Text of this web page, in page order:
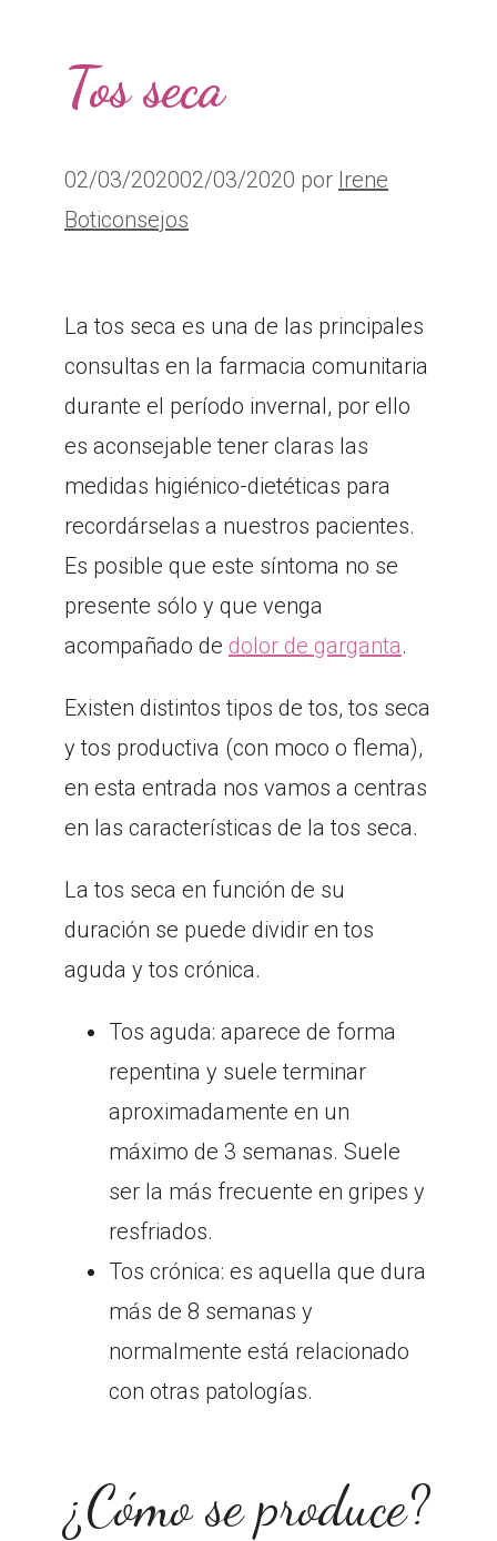
Tos seca
02/03/202002/03/2020 por Irene
Boticonsejos
La tos seca es una de las principales
consultas en la farmacia comunitaria
durante el período invernal, por ello
es aconsejable tener claras las
medidas higiénico-dietéticas para
recordárselas a nuestros pacientes.
Es posible que este síntoma no se
presente sólo y que venga
acompañado de dolor de garganta.
Existen distintos tipos de tos, tos seca
y tos productiva (con moco o flema),
en esta entrada nos vamos a centras
en las características de la tos seca.
La tos seca en función de su
duración se puede dividir en tos
aguda y tos crónica.
Tos aguda: aparece de forma
repentina y suele terminar
aproximadamente en un
máximo de 3 semanas. Suele
ser la más frecuente en gripes y
resfriados.
Tos crónica: es aquella que dura
más de 8 semanas y
normalmente está relacionado
con otras patologías.
¿Cómo se produce?